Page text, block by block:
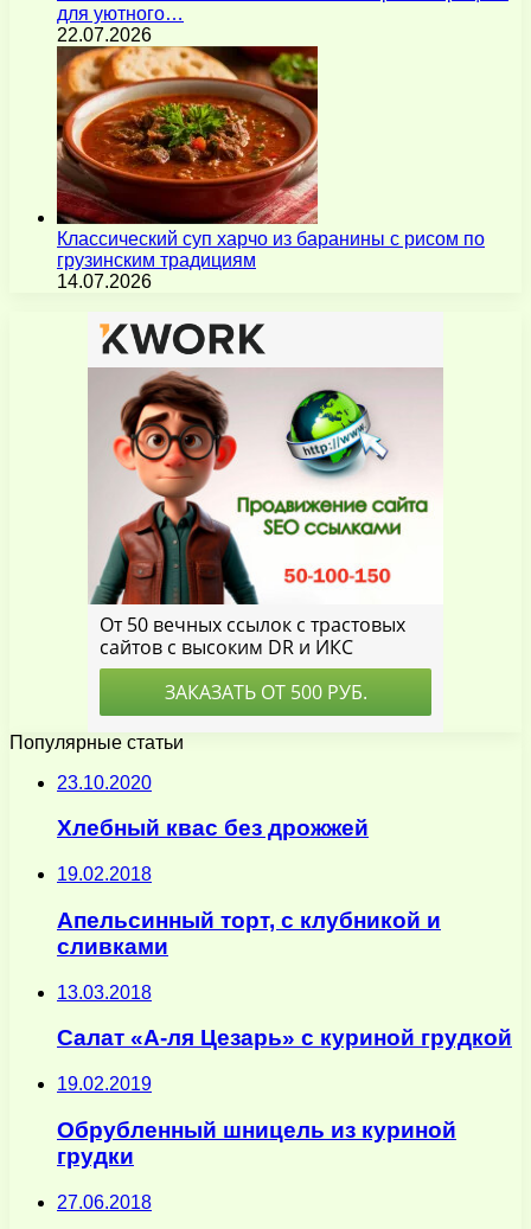
для уютного…
22.07.2026
Классический суп харчо из баранины с рисом по
грузинским традициям
14.07.2026
Популярные статьи
23.10.2020
Хлебный квас без дрожжей
19.02.2018
Апельсинный торт, с клубникой и
сливками
13.03.2018
Салат «А-ля Цезарь» с куриной грудкой
19.02.2019
Обрубленный шницель из куриной
грудки
27.06.2018